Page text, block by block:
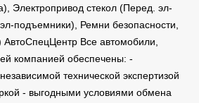
Электропривод стекол (Перед. эл-
подъемники), Ремни безопасности,
Все автомобили,
компанией обеспечены: -
технической экспертизой
- выгодными условиями обмена